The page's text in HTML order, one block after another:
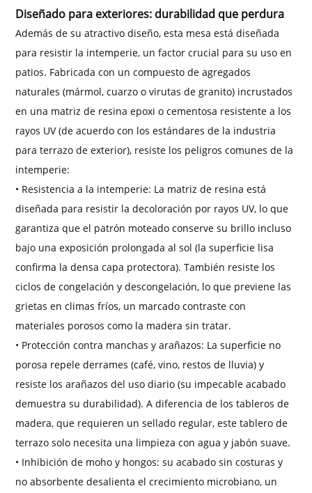
Diseñado para exteriores: durabilidad que perdura
Además de su atractivo diseño, esta mesa está diseñada
para resistir la intemperie, un factor crucial para su uso en
patios. Fabricada con un compuesto de agregados
naturales (mármol, cuarzo o virutas de granito) incrustados
en una matriz de resina epoxi o cementosa resistente a los
rayos UV (de acuerdo con los estándares de la industria
para terrazo de exterior), resiste los peligros comunes de la
intemperie:
• Resistencia a la intemperie: La matriz de resina está
diseñada para resistir la decoloración por rayos UV, lo que
garantiza que el patrón moteado conserve su brillo incluso
bajo una exposición prolongada al sol (la superficie lisa
confirma la densa capa protectora). También resiste los
ciclos de congelación y descongelación, lo que previene las
grietas en climas fríos, un marcado contraste con
materiales porosos como la madera sin tratar.
• Protección contra manchas y arañazos: La superficie no
porosa repele derrames (café, vino, restos de lluvia) y
resiste los arañazos del uso diario (su impecable acabado
demuestra su durabilidad). A diferencia de los tableros de
madera, que requieren un sellado regular, este tablero de
terrazo solo necesita una limpieza con agua y jabón suave.
• Inhibición de moho y hongos: su acabado sin costuras y
no absorbente desalienta el crecimiento microbiano, un